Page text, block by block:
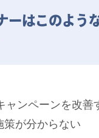
ーはこのよう
ャンペーンを改善
策が分からない